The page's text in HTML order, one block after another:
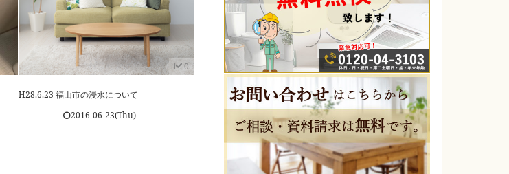
0
H28.6.23 福山市の浸水について
2016-06-23(Thu)